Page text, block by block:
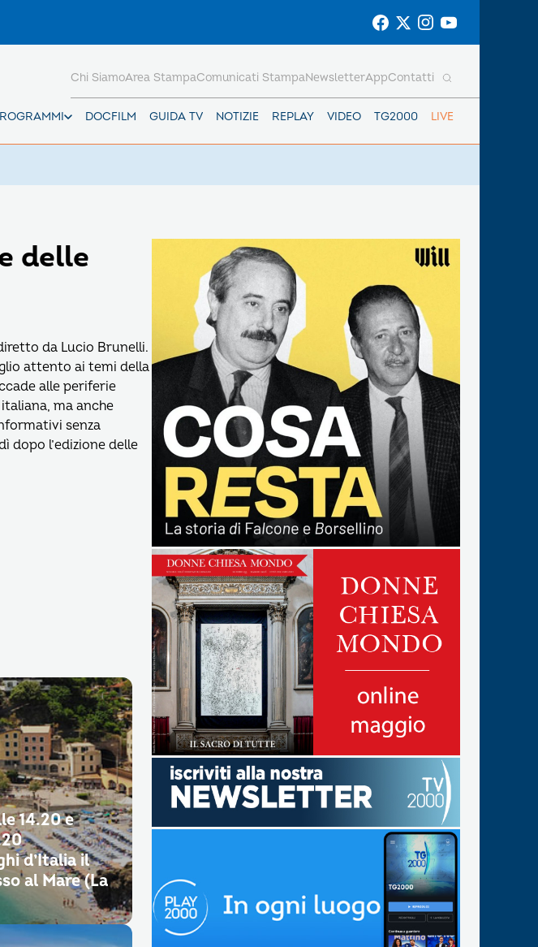
DOCFILM GUIDA TV NOTIZIE REPLAY VIDEO TG2000 LIVE
Chi SiamoArea StampaComunicati StampaNewsletterAppContatti
delle
da Lucio Brunelli.
attento ai temi della
alle periferie
ma anche
senza
dopo l’edizione delle
14.20 e
d’Italia il
al Mare (La